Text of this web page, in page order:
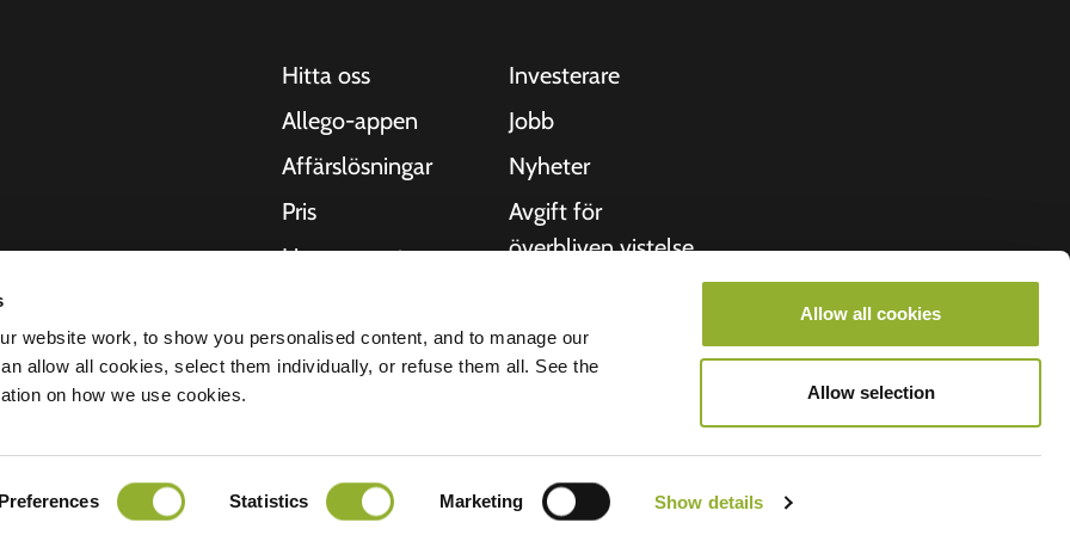
website work, to show you personalised content, and to manage our
allow all cookies, select them individually, or refuse them all. See the
on how we use cookies.
Preferences Statistics Marketing Show details
Allow all cookies
Allow selection
bussar
heltäckande
städer att leverera
som våra
Hitta oss
Allego-appen
Affärslösningar
Pris
Live support
Leverantörer
Investerare
Jobb
Nyheter
Avgift för
överbliven vistelse
Om oss
Alla rättigheter förbehållna © 2026 - Allego B.V.
Ansvarsfriskrivning Cookies